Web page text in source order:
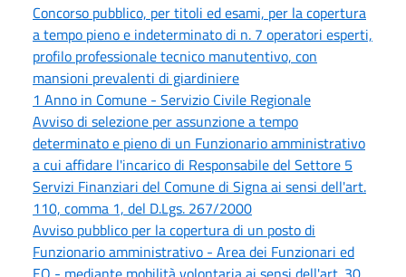
Concorso pubblico, per titoli ed esami, per la copertura
a tempo pieno e indeterminato di n. 7 operatori esperti,
profilo professionale tecnico manutentivo, con
mansioni prevalenti di giardiniere
1 Anno in Comune - Servizio Civile Regionale
Avviso di selezione per assunzione a tempo
determinato e pieno di un Funzionario amministrativo
a cui affidare l'incarico di Responsabile del Settore 5
Servizi Finanziari del Comune di Signa ai sensi dell'art.
110, comma 1, del D.Lgs. 267/2000
Avviso pubblico per la copertura di un posto di
Funzionario amministrativo - Area dei Funzionari ed